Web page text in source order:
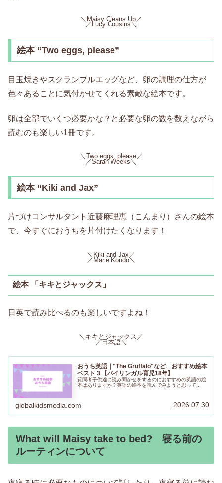
＼Maisy Cleans Up／
／Lucy Cousins＼
絵本 “Two eggs, please”
目玉焼きやスクランブルエッグなど、卵の調理の仕方が
色々あることに気付かせてくれる素敵な絵本です。
卵は全部でいくつ必要かな？と必要な卵の数を数えながら
読むのも楽しい1冊です。
＼Two eggs, please／
／Sarah Weeks＼
絵本 “Kiki and Jax”
片づけコンサルタント近藤麻理恵（こんまり）さんの絵本
で、今すぐにおうちを片付けたくなります！
＼Kiki and Jax／
／Marie Kondo＼
絵本 「キキとジャックス」
日英で読み比べるのも楽しいですよね！
＼キキとジャックス／
／日本語＼
おうち英語｜"The Gruffalo"など、おすすめ絵本
ベスト３【バイリンガル育児18年】
質問者子供達に読み聞かせをするのにおすすめの英語の絵
本はありますか？英語の絵本を読んでみようと思って...
globalkidsmedia.com 2026.07.30
What will Maisy take to bed? 寝る前の
ルーティンについて